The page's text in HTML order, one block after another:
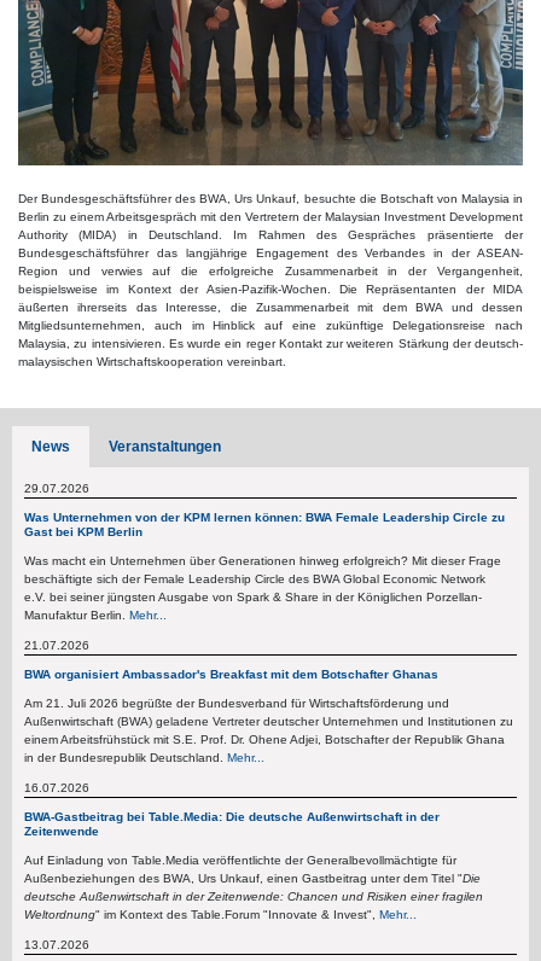
Der Bundesgeschäftsführer des BWA, Urs Unkauf, besuchte die Botschaft von Malaysia in
Berlin zu einem Arbeitsgespräch mit den Vertretern der Malaysian Investment Development
Authority (MIDA) in Deutschland. Im Rahmen des Gespräches präsentierte der
Bundesgeschäftsführer das langjährige Engagement des Verbandes in der ASEAN-
Region und verwies auf die erfolgreiche Zusammenarbeit in der Vergangenheit,
beispielsweise im Kontext der Asien-Pazifik-Wochen. Die Repräsentanten der MIDA
äußerten ihrerseits das Interesse, die Zusammenarbeit mit dem BWA und dessen
Mitgliedsunternehmen, auch im Hinblick auf eine zukünftige Delegationsreise nach
Malaysia, zu intensivieren. Es wurde ein reger Kontakt zur weiteren Stärkung der deutsch-
malaysischen Wirtschaftskooperation vereinbart.
News Veranstaltungen
29.07.2026
Was Unternehmen von der KPM lernen können: BWA Female Leadership Circle zu
Gast bei KPM Berlin
Was macht ein Unternehmen über Generationen hinweg erfolgreich? Mit dieser Frage
beschäftigte sich der Female Leadership Circle des BWA Global Economic Network
e.V. bei seiner jüngsten Ausgabe von Spark & Share in der Königlichen Porzellan-
Manufaktur Berlin. Mehr...
21.07.2026
BWA organisiert Ambassador's Breakfast mit dem Botschafter Ghanas
Am 21. Juli 2026 begrüßte der Bundesverband für Wirtschaftsförderung und
Außenwirtschaft (BWA) geladene Vertreter deutscher Unternehmen und Institutionen zu
einem Arbeitsfrühstück mit S.E. Prof. Dr. Ohene Adjei, Botschafter der Republik Ghana
in der Bundesrepublik Deutschland. Mehr...
16.07.2026
BWA-Gastbeitrag bei Table.Media: Die deutsche Außenwirtschaft in der
Zeitenwende
Auf Einladung von Table.Media veröffentlichte der Generalbevollmächtigte für
Außenbeziehungen des BWA, Urs Unkauf, einen Gastbeitrag unter dem Titel "Die
deutsche Außenwirtschaft in der Zeitenwende: Chancen und Risiken einer fragilen
Weltordnung" im Kontext des Table.Forum "Innovate & Invest", Mehr...
13.07.2026